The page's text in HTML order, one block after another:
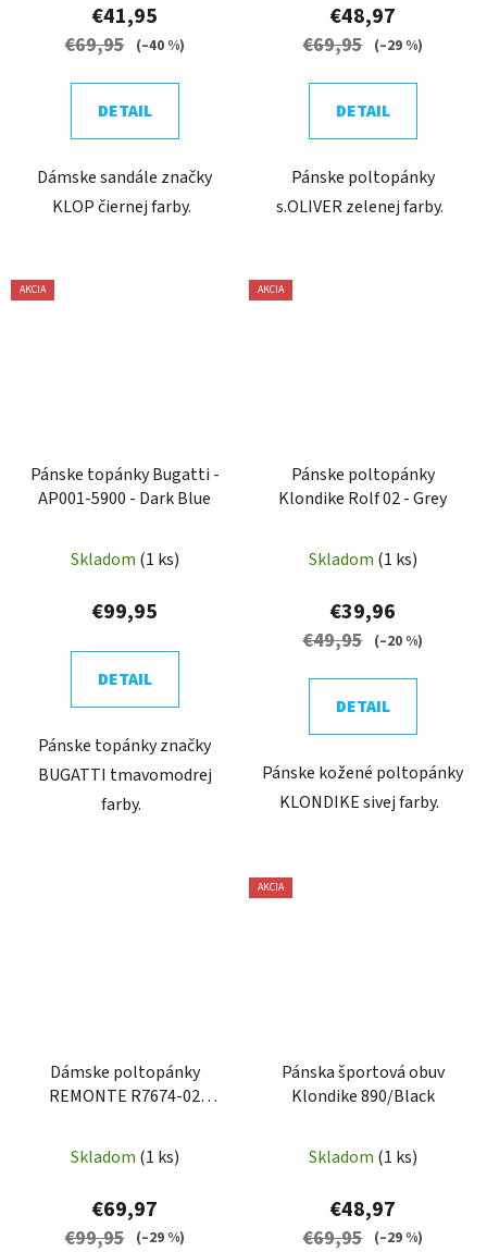
€41,95
€69,95 (–40 %)
DETAIL
Dámske sandále značky
KLOP čiernej farby.
€48,97
€69,95 (–29 %)
DETAIL
Pánske poltopánky
s.OLIVER zelenej farby.
AKCIA
Pánske topánky Bugatti -
AP001-5900 - Dark Blue
Skladom (1 ks)
€99,95
DETAIL
Pánske topánky značky
BUGATTI tmavomodrej
farby.
AKCIA
Pánske poltopánky
Klondike Rolf 02 - Grey
Skladom (1 ks)
€39,96
€49,95 (–20 %)
DETAIL
Pánske kožené poltopánky
KLONDIKE sivej farby.
Dámske poltopánky
REMONTE R7674-02
Skladom (1 ks)
€69,97
€99,95 (–29 %)
AKCIA
Pánska športová obuv
Klondike 890/Black
Skladom (1 ks)
€48,97
€69,95 (–29 %)